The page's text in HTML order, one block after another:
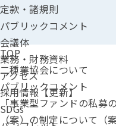
定款・諸規則
パブリックコメント
会議体
業務・財務資料
アクセス
採用情報【更新】
SDGs
TOP
二種業協会について
パブリックコメント
「事業型ファンドの私募
（案）の制定について（案